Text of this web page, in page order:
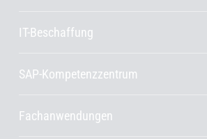
IT-Beschaffung
SAP-Kompetenzzentrum
Fachanwendungen